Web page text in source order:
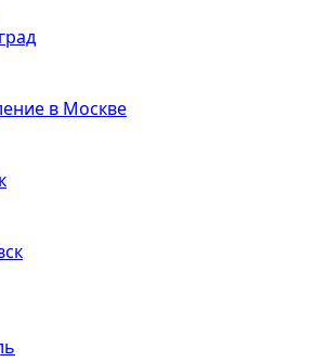
в Москве